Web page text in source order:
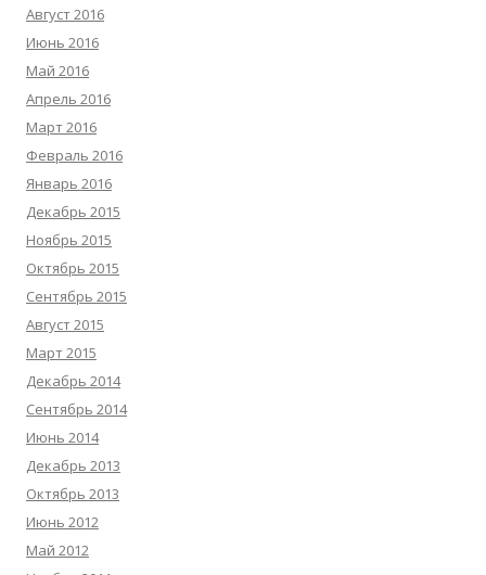
Август 2016
Июнь 2016
Май 2016
Апрель 2016
Март 2016
Февраль 2016
Январь 2016
Декабрь 2015
Ноябрь 2015
Октябрь 2015
Сентябрь 2015
Август 2015
Март 2015
Декабрь 2014
Сентябрь 2014
Июнь 2014
Декабрь 2013
Октябрь 2013
Июнь 2012
Май 2012